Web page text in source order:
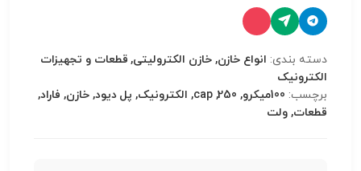
دسته بندی: انواع خازن, خازن الکترولیتی, قطعات و تجهیزات
الکترونیک
برچسب:
100میکرو, 250, cap, الکترونیک, پل دیود, خازن, فاراد,
قطعات, ولت